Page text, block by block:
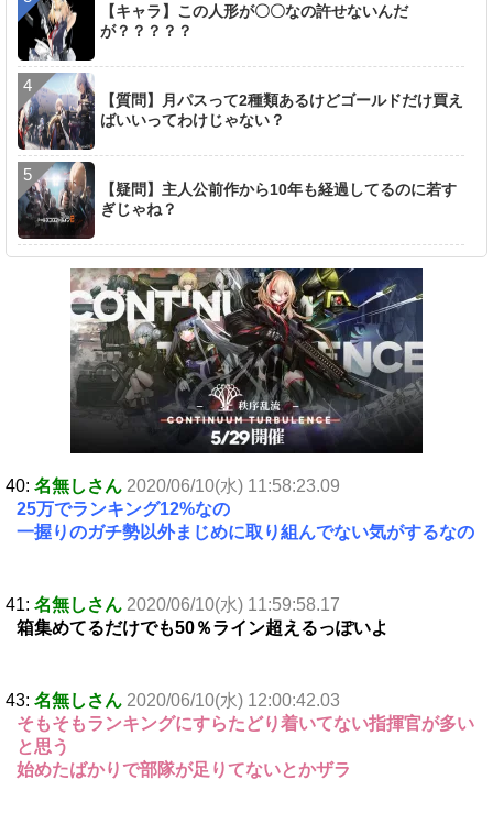
【キャラ】この人形が〇〇なの許せないんだ
が？？？？？
【質問】月パスって2種類あるけどゴールドだけ買え
ばいいってわけじゃない？
【疑問】主人公前作から10年も経過してるのに若す
ぎじゃね？
40: 名無しさん 2020/06/10(水) 11:58:23.09
25万でランキング12%なの
一握りのガチ勢以外まじめに取り組んでない気がするなの
41: 名無しさん 2020/06/10(水) 11:59:58.17
箱集めてるだけでも50％ライン超えるっぽいよ
43: 名無しさん 2020/06/10(水) 12:00:42.03
そもそもランキングにすらたどり着いてない指揮官が多い
と思う
始めたばかりで部隊が足りてないとかザラ